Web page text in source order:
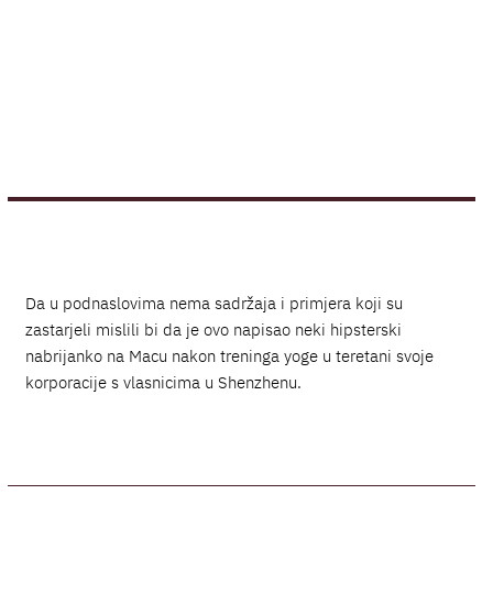
Da u podnaslovima nema sadržaja i primjera koji su
zastarjeli mislili bi da je ovo napisao neki hipsterski
nabrijanko na Macu nakon treninga yoge u teretani svoje
korporacije s vlasnicima u Shenzhenu.